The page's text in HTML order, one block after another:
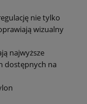
nie tylko
wizualny
najwyższe
dostępnych na